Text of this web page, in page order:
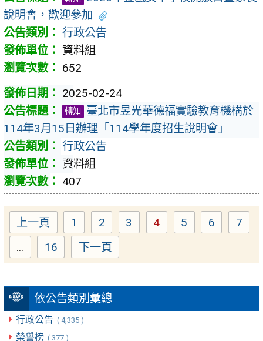
依公告類別彙總
行政公告 ( 4,335 )
榮譽榜 ( 377 )
說明會，歡迎參加
行政公告
資料組
652
2025-02-24
轉知
臺北市昱光華德福實驗教育機構於
114年3月15日辦理「114學年度招生說明會」
行政公告
資料組
407
上一頁 Page
1 Page
2 Page
3 Page
4 Page
5 Page
6
7
...
Page
16 下一頁